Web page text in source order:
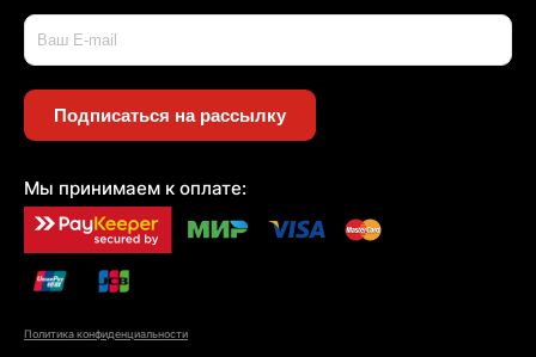
Подписаться на рассылку
Мы принимаем к оплате:
Политика конфиденциальности